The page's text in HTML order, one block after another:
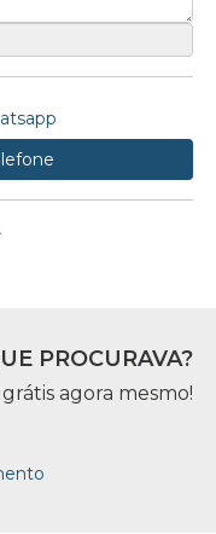
PROCURAVA?
agora mesmo!